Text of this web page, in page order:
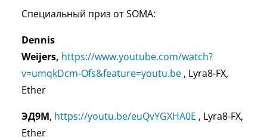
Специальный приз от SOMA:
Dennis
Weijers, https://www.youtube.com/watch?
v=umqkDcm-Ofs&feature=youtu.be, Lyra8-FX,
Ether
ЭД9М, https://youtu.be/euQvYGXHA0E , Lyra8-FX,
Ether